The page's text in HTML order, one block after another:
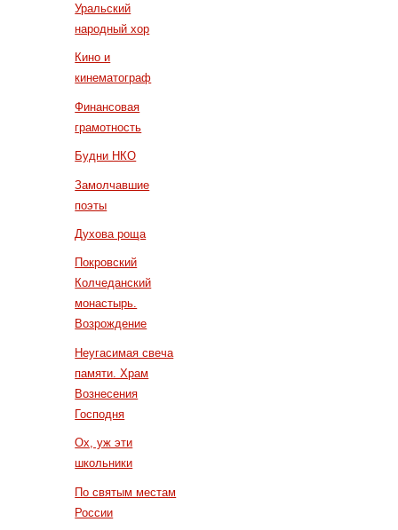
Уральский
народный хор
Кино и
кинематограф
Финансовая
грамотность
Будни НКО
Замолчавшие
поэты
Духова роща
Покровский
Колчеданский
монастырь.
Возрождение
Неугасимая свеча
памяти. Храм
Вознесения
Господня
Ох, уж эти
школьники
По святым местам
России